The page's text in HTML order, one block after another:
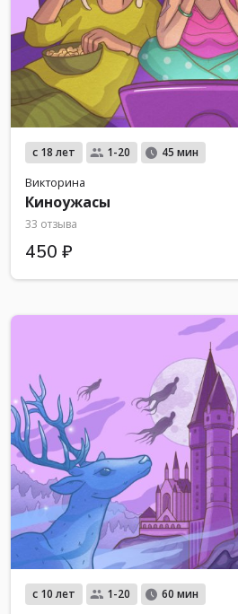
с 18 лет 1-20 45 мин
Викторина
Киноужасы
33 отзыва
450 ₽
с 10 лет 1-20 60 мин